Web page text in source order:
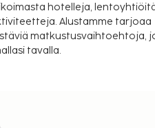
hotelleja,
Alustamme tarjoaa
matkustusvaihtoehtoja,
tavalla.